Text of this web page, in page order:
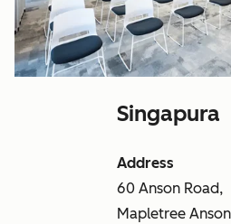
Singapura
Address
60 Anson Road,
Mapletree